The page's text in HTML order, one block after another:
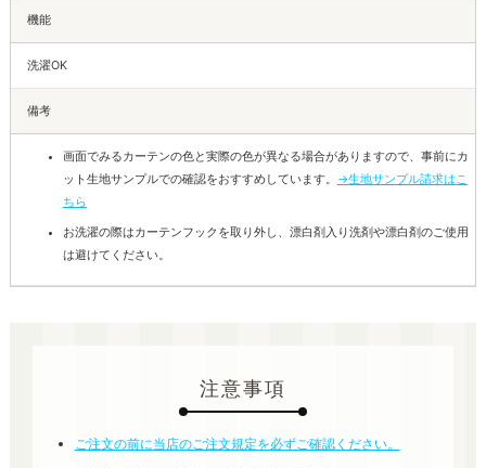
機能
洗濯OK
備考
画面でみるカーテンの色と実際の色が異なる場合がありますので、事前にカ
ット生地サンプルでの確認をおすすめしています。 →生地サンプル請求はこ
ちら
お洗濯の際はカーテンフックを取り外し、漂白剤入り洗剤や漂白剤のご使用
は避けてください。
注意事項
ご注文の前に当店のご注文規定を必ずご確認ください。